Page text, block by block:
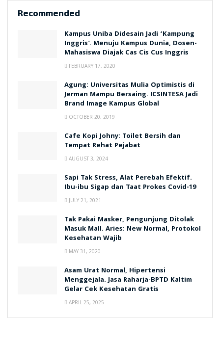
Recommended
Kampus Uniba Didesain Jadi ‘Kampung
Inggris’. Menuju Kampus Dunia, Dosen-
Mahasiswa Diajak Cas Cis Cus Inggris
FEBRUARY 17, 2020
Agung: Universitas Mulia Optimistis di
Jerman Mampu Bersaing. ICSINTESA Jadi
Brand Image Kampus Global
OCTOBER 20, 2019
Cafe Kopi Johny: Toilet Bersih dan
Tempat Rehat Pejabat
AUGUST 3, 2024
Sapi Tak Stress, Alat Perebah Efektif.
Ibu-ibu Sigap dan Taat Prokes Covid-19
JULY 21, 2021
Tak Pakai Masker, Pengunjung Ditolak
Masuk Mall. Aries: New Normal, Protokol
Kesehatan Wajib
MAY 31, 2020
Asam Urat Normal, Hipertensi
Menggejala. Jasa Raharja-BPTD Kaltim
Gelar Cek Kesehatan Gratis
APRIL 25, 2025